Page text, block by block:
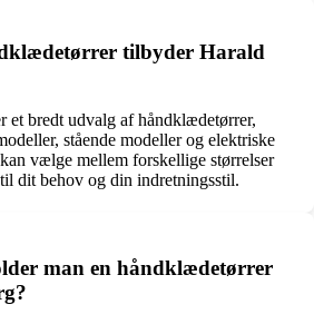
tilbyder Harald
et bredt udvalg af håndklædetørrer,
stående modeller og elektriske
vælge mellem forskellige størrelser
dit behov og din indretningsstil.
man en håndklædetørrer